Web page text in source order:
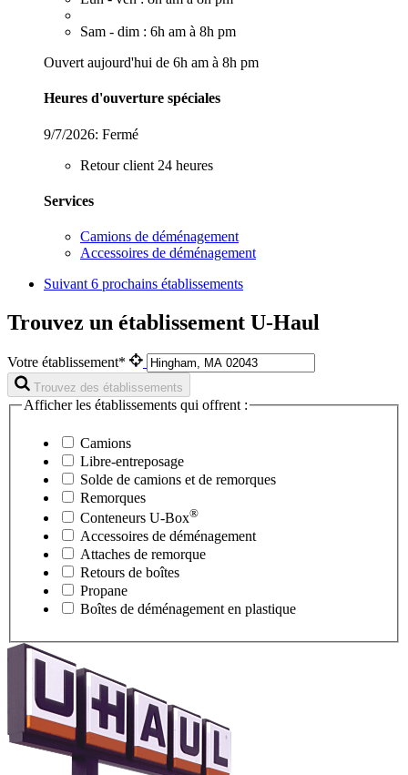
Sam - dim : 6h am à 8h pm
Ouvert aujourd'hui de 6h am à 8h pm
Heures d'ouverture spéciales
9/7/2026: Fermé
Retour client 24 heures
Services
Camions de déménagement
Accessoires de déménagement
Suivant 6 prochains établissements
Trouvez un établissement U-Haul
Votre établissement*
Trouvez des établissements
Afficher les établissements qui offrent :
Camions
Libre-entreposage
Solde de camions et de remorques
Remorques
Conteneurs U-Box®
Accessoires de déménagement
Attaches de remorque
Retours de boîtes
Propane
Boîtes de déménagement en plastique